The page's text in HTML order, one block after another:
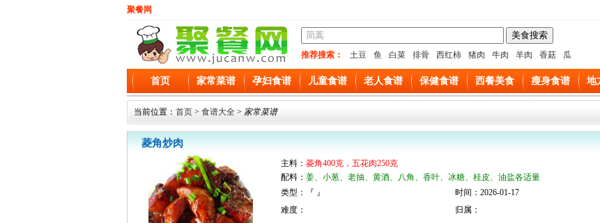
聚餐网
推荐搜索： 土豆 鱼 白菜 排骨 西红柿 猪肉 牛肉 羊肉 香菇 瓜
首页 家常菜谱 孕妇食谱 儿童食谱 老人食谱 保健食谱 西餐美食 瘦身食谱 地
当前位置： 首页 > 食谱大全 > 家常菜谱
菱角炒肉
主料： 菱角400克，五花肉250克
配料： 姜、小葱、老抽、黄酒、八角、香叶、冰糖、桂皮、油盐各适量
类型：『 』
时间：2026-01-17
难度：
归属：